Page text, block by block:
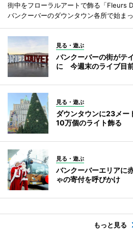
街中をフローラルアートで飾る「Fleurs
バンクーバーのダウンタウン各所で始まっ
見る・遊ぶ
バンクーバーの街がテ
に 今週末のライブ目
見る・遊ぶ
ダウンタウンに23メ
10万個のライト飾る
見る・遊ぶ
バンクーバーエリアに
ゃの寄付を呼びかけ
もっと見る